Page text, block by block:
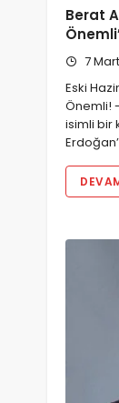
Berat
7
Eski
Önemli!
isimli bir